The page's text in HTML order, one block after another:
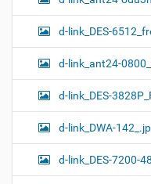
d-link_DES-
d-link_ant24-
d-link_DES-
d-link_DWA-
d-link_DES-7200-